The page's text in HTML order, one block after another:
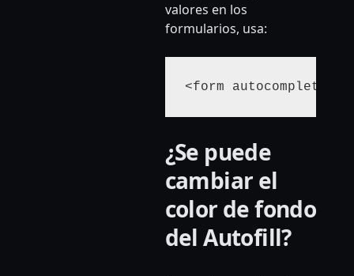
valores en los
formularios, usa:
¿Se puede
cambiar el
color de fondo
del Autofill?